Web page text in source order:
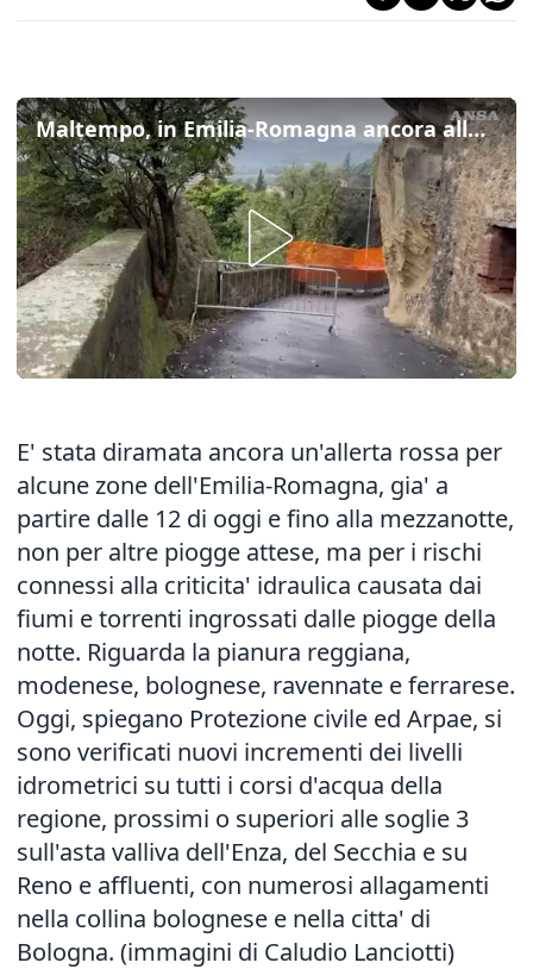
Maltempo, in Emilia-Romagna ancora allerta rossa per rischio idrogeologico
E' stata diramata ancora un'allerta rossa per
alcune zone dell'Emilia-Romagna, gia' a
partire dalle 12 di oggi e fino alla mezzanotte,
non per altre piogge attese, ma per i rischi
connessi alla criticita' idraulica causata dai
fiumi e torrenti ingrossati dalle piogge della
notte. Riguarda la pianura reggiana,
modenese, bolognese, ravennate e ferrarese.
Oggi, spiegano Protezione civile ed Arpae, si
sono verificati nuovi incrementi dei livelli
idrometrici su tutti i corsi d'acqua della
regione, prossimi o superiori alle soglie 3
sull'asta valliva dell'Enza, del Secchia e su
Reno e affluenti, con numerosi allagamenti
nella collina bolognese e nella citta' di
Bologna. (immagini di Caludio Lanciotti)